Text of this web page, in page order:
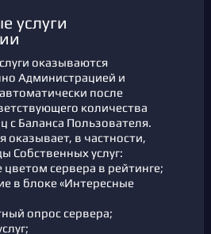
услуги
оказываются
Администрацией и
после
количества
с Баланса Пользователя.
оказывает, в частности,
Собственных услуг:
цветом сервера в рейтинге;
в блоке «Интересные
опрос сервера;